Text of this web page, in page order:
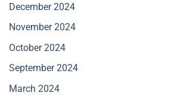
December 2024
November 2024
October 2024
September 2024
March 2024